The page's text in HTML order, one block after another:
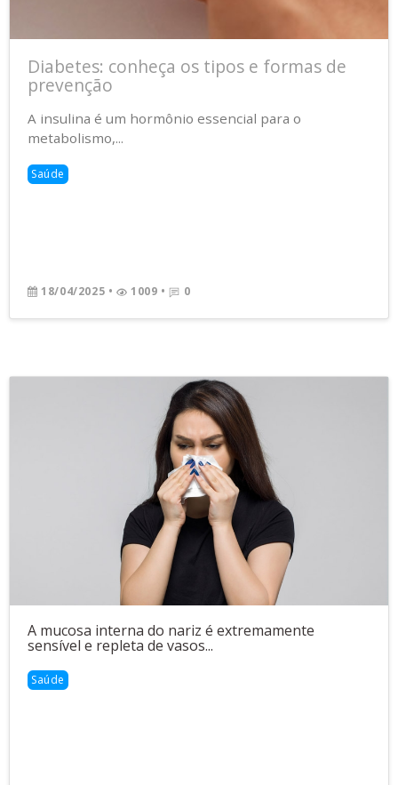
Diabetes: conheça os tipos e formas de
prevenção
A insulina é um hormônio essencial para o
metabolismo,...
Saúde
18/04/2025 • 1009 • 0
A mucosa interna do nariz é extremamente
sensível e repleta de vasos...
Saúde